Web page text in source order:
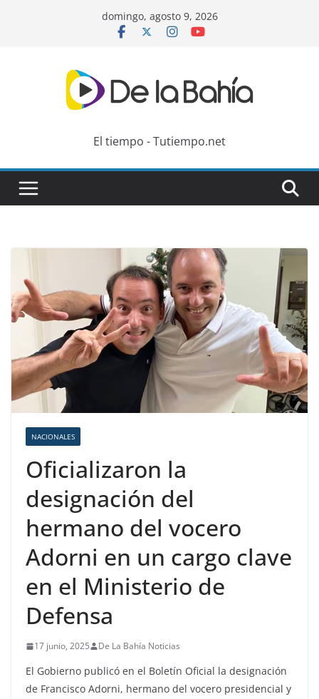
domingo, agosto 9, 2026
El tiempo - Tutiempo.net
NACIONALES
Oficializaron la
designación del
hermano del vocero
Adorni en un cargo clave
en el Ministerio de
Defensa
17 junio, 2025 De La Bahía Noticias
El Gobierno publicó en el Boletín Oficial la designación
de Francisco Adorni, hermano del vocero presidencial y